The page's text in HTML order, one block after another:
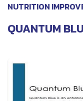
NUTRITION
QUANTUM